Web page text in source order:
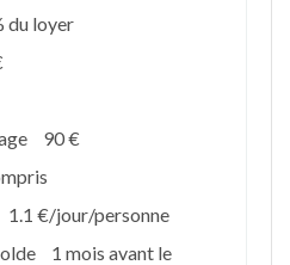
du loyer
90 €
1.1 €/jour/personne
1 mois avant le